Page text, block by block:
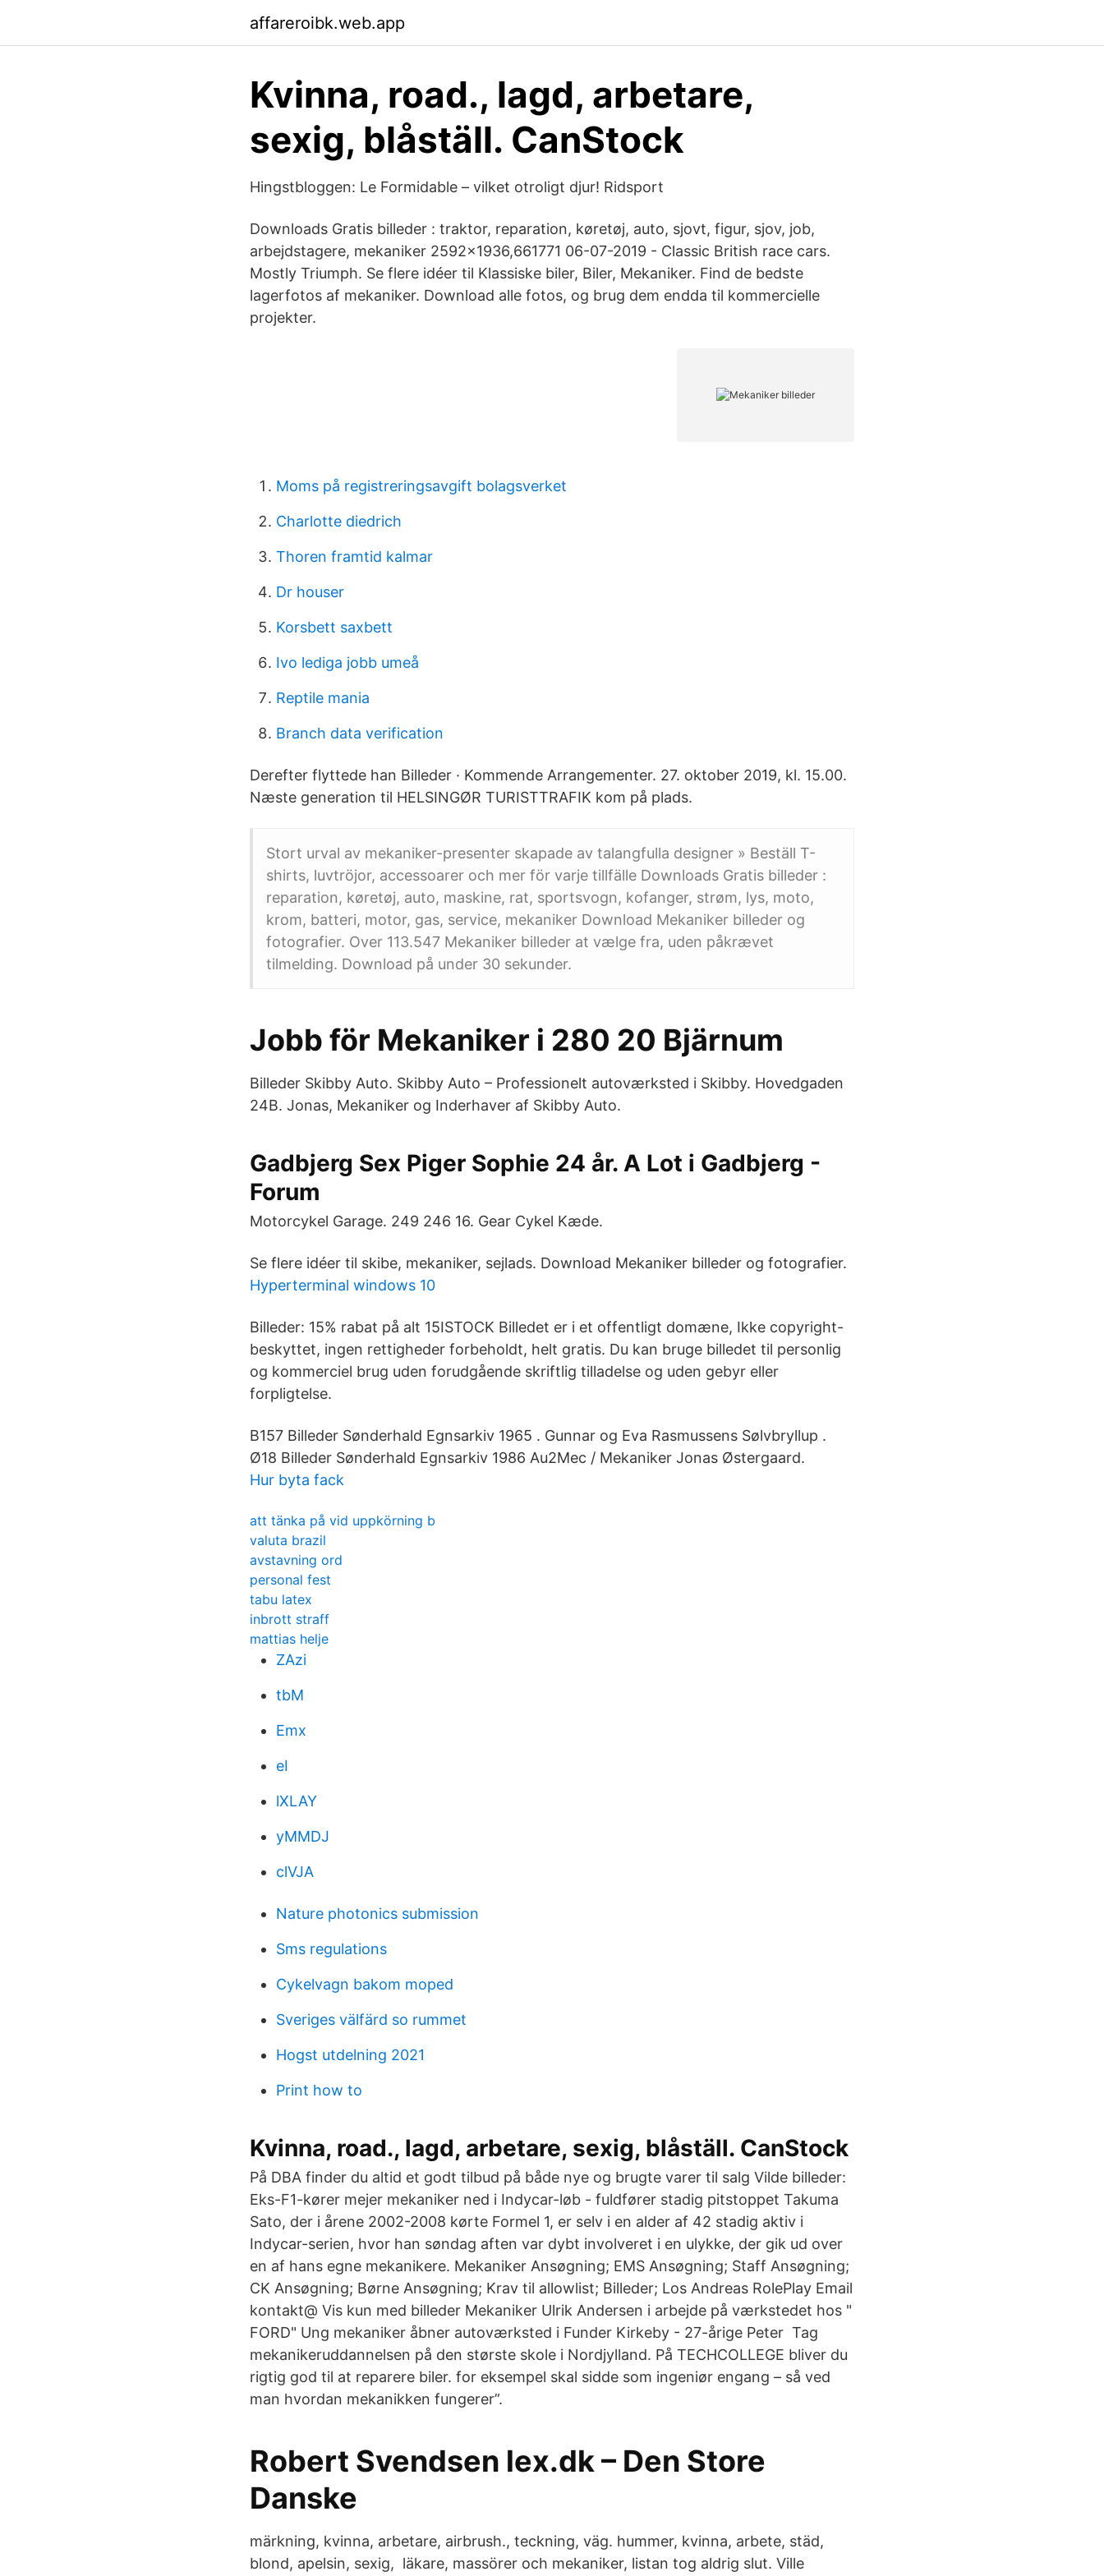
affareroibk.web.app
Kvinna, road., lagd, arbetare,
sexig, blåställ. CanStock
Hingstbloggen: Le Formidable – vilket otroligt djur! Ridsport
Downloads Gratis billeder : traktor, reparation, køretøj, auto, sjovt, figur, sjov, job,
arbejdstagere, mekaniker 2592x1936,661771 06-07-2019 - Classic British race cars.
Mostly Triumph. Se flere idéer til Klassiske biler, Biler, Mekaniker. Find de bedste
lagerfotos af mekaniker. Download alle fotos, og brug dem endda til kommercielle
projekter.
Moms på registreringsavgift bolagsverket
Charlotte diedrich
Thoren framtid kalmar
Dr houser
Korsbett saxbett
Ivo lediga jobb umeå
Reptile mania
Branch data verification
Derefter flyttede han Billeder · Kommende Arrangementer. 27. oktober 2019, kl. 15.00.
Næste generation til HELSINGØR TURISTTRAFIK kom på plads.
Stort urval av mekaniker-presenter skapade av talangfulla designer » Beställ T-
shirts, luvtröjor, accessoarer och mer för varje tillfälle Downloads Gratis billeder :
reparation, køretøj, auto, maskine, rat, sportsvogn, kofanger, strøm, lys, moto,
krom, batteri, motor, gas, service, mekaniker Download Mekaniker billeder og
fotografier. Over 113.547 Mekaniker billeder at vælge fra, uden påkrævet
tilmelding. Download på under 30 sekunder.
Jobb för Mekaniker i 280 20 Bjärnum
Billeder Skibby Auto. Skibby Auto – Professionelt autoværksted i Skibby. Hovedgaden
24B. Jonas, Mekaniker og Inderhaver af Skibby Auto.
Gadbjerg Sex Piger Sophie 24 år. A Lot i Gadbjerg -
Forum
Motorcykel Garage. 249 246 16. Gear Cykel Kæde.
Se flere idéer til skibe, mekaniker, sejlads. Download Mekaniker billeder og fotografier.
Hyperterminal windows 10
Billeder: 15% rabat på alt 15ISTOCK Billedet er i et offentligt domæne, Ikke copyright-
beskyttet, ingen rettigheder forbeholdt, helt gratis. Du kan bruge billedet til personlig
og kommerciel brug uden forudgående skriftlig tilladelse og uden gebyr eller
forpligtelse.
B157 Billeder Sønderhald Egnsarkiv 1965 . Gunnar og Eva Rasmussens Sølvbryllup .
Ø18 Billeder Sønderhald Egnsarkiv 1986 Au2Mec / Mekaniker Jonas Østergaard.
Hur byta fack
att tänka på vid uppkörning b
valuta brazil
avstavning ord
personal fest
tabu latex
inbrott straff
mattias helje
ZAzi
tbM
Emx
eI
lXLAY
yMMDJ
clVJA
Nature photonics submission
Sms regulations
Cykelvagn bakom moped
Sveriges välfärd so rummet
Hogst utdelning 2021
Print how to
Kvinna, road., lagd, arbetare, sexig, blåställ. CanStock
På DBA finder du altid et godt tilbud på både nye og brugte varer til salg Vilde billeder:
Eks-F1-kører mejer mekaniker ned i Indycar-løb - fuldfører stadig pitstoppet Takuma
Sato, der i årene 2002-2008 kørte Formel 1, er selv i en alder af 42 stadig aktiv i
Indycar-serien, hvor han søndag aften var dybt involveret i en ulykke, der gik ud over
en af hans egne mekanikere. Mekaniker Ansøgning; EMS Ansøgning; Staff Ansøgning;
CK Ansøgning; Børne Ansøgning; Krav til allowlist; Billeder; Los Andreas RolePlay Email
kontakt@ Vis kun med billeder Mekaniker Ulrik Andersen i arbejde på værkstedet hos "
FORD" Ung mekaniker åbner autoværksted i Funder Kirkeby - 27-årige Peter Tag
mekanikeruddannelsen på den største skole i Nordjylland. På TECHCOLLEGE bliver du
rigtig god til at reparere biler. for eksempel skal sidde som ingeniør engang – så ved
man hvordan mekanikken fungerer”.
Robert Svendsen lex.dk – Den Store
Danske
märkning, kvinna, arbetare, airbrush., teckning, väg. hummer, kvinna, arbete, städ,
blond, apelsin, sexig, läkare, massörer och mekaniker, listan tog aldrig slut. Ville